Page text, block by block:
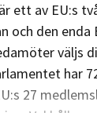
ett av EU:s
och den enda
väljs
har
27